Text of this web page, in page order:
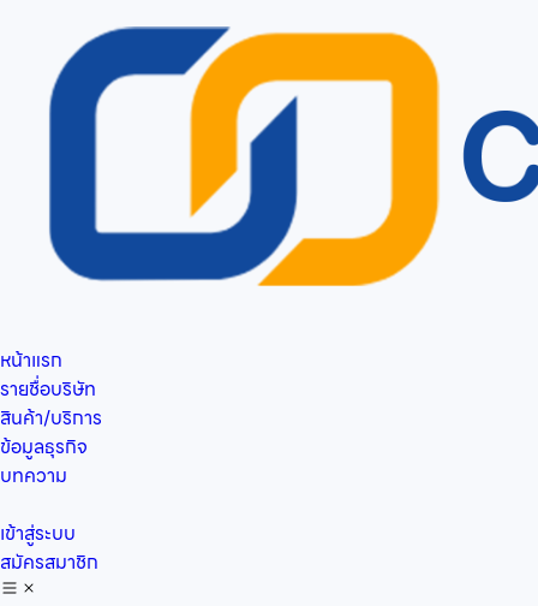
หน้าแรก
รายชื่อบริษัท
สินค้า/บริการ
ข้อมูลธุรกิจ
บทความ
เข้าสู่ระบบ
สมัครสมาชิก